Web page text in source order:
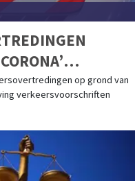
op grond van
verkeersvoorschriften